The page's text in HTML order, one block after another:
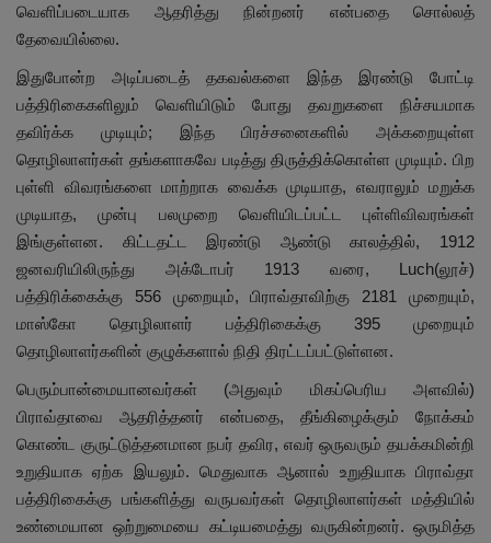
வெளிப்படையாக ஆதரித்து நின்றனர் என்பதை சொல்லத்
தேவையில்லை.
இதுபோன்ற அடிப்படைத் தகவல்களை இந்த இரண்டு போட்டி
பத்திரிகைகளிலும் வெளியிடும் போது தவறுகளை நிச்சயமாக
தவிர்க்க முடியும்; இந்த பிரச்சனைகளில் அக்கறையுள்ள
தொழிலாளர்கள் தங்களாகவே படித்து திருத்திக்கொள்ள முடியும். பிற
புள்ளி விவரங்களை மாற்றாக வைக்க முடியாத, எவராலும் மறுக்க
முடியாத, முன்பு பலமுறை வெளியிடப்பட்ட புள்ளிவிவரங்கள்
இங்குள்ளன. கிட்டதட்ட இரண்டு ஆண்டு காலத்தில், 1912
ஜனவரியிலிருந்து அக்டோபர் 1913 வரை, Luch(லூச்)
பத்திரிக்கைக்கு 556 முறையும், பிராவ்தாவிற்கு 2181 முறையும்,
மாஸ்கோ தொழிலாளர் பத்திரிகைக்கு 395 முறையும்
தொழிலாளர்களின் குழுக்களால் நிதி திரட்டப்பட்டுள்ளன.
பெரும்பான்மையானவர்கள் (அதுவும் மிகப்பெரிய அளவில்)
பிராவ்தாவை ஆதரித்தனர் என்பதை, தீங்கிழைக்கும் நோக்கம்
கொண்ட குருட்டுத்தனமான நபர் தவிர, எவர் ஒருவரும் தயக்கமின்றி
உறுதியாக ஏற்க இயலும். மெதுவாக ஆனால் உறுதியாக பிராவ்தா
பத்திரிகைக்கு பங்களித்து வருபவர்கள் தொழிலாளர்கள் மத்தியில்
உண்மையான ஒற்றுமையை கட்டியமைத்து வருகின்றனர். ஒருமித்த